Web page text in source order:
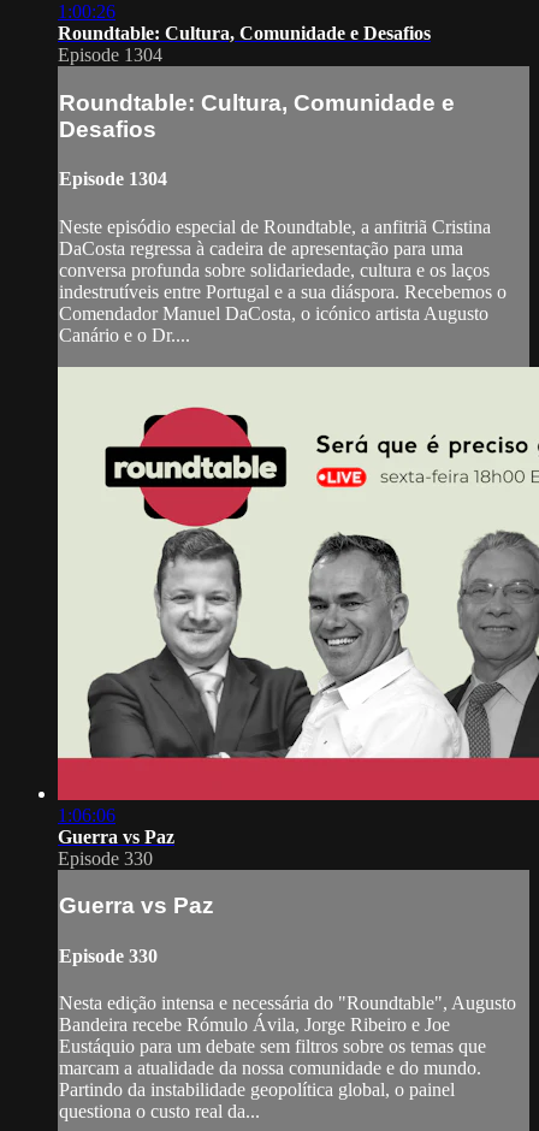
1:00:26
Roundtable: Cultura, Comunidade e Desafios
Episode 1304
Roundtable: Cultura, Comunidade e
Desafios
Episode 1304
Neste episódio especial de Roundtable, a anfitriã Cristina
DaCosta regressa à cadeira de apresentação para uma
conversa profunda sobre solidariedade, cultura e os laços
indestrutíveis entre Portugal e a sua diáspora. Recebemos o
Comendador Manuel DaCosta, o icónico artista Augusto
Canário e o Dr....
1:06:06
Guerra vs Paz
Episode 330
Guerra vs Paz
Episode 330
Nesta edição intensa e necessária do "Roundtable", Augusto
Bandeira recebe Rómulo Ávila, Jorge Ribeiro e Joe
Eustáquio para um debate sem filtros sobre os temas que
marcam a atualidade da nossa comunidade e do mundo.
Partindo da instabilidade geopolítica global, o painel
questiona o custo real da...